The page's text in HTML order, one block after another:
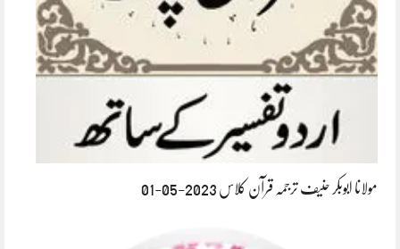
مولانا ابوبکر حنیف ترجمہ قرآن کلاس 2023-05-01